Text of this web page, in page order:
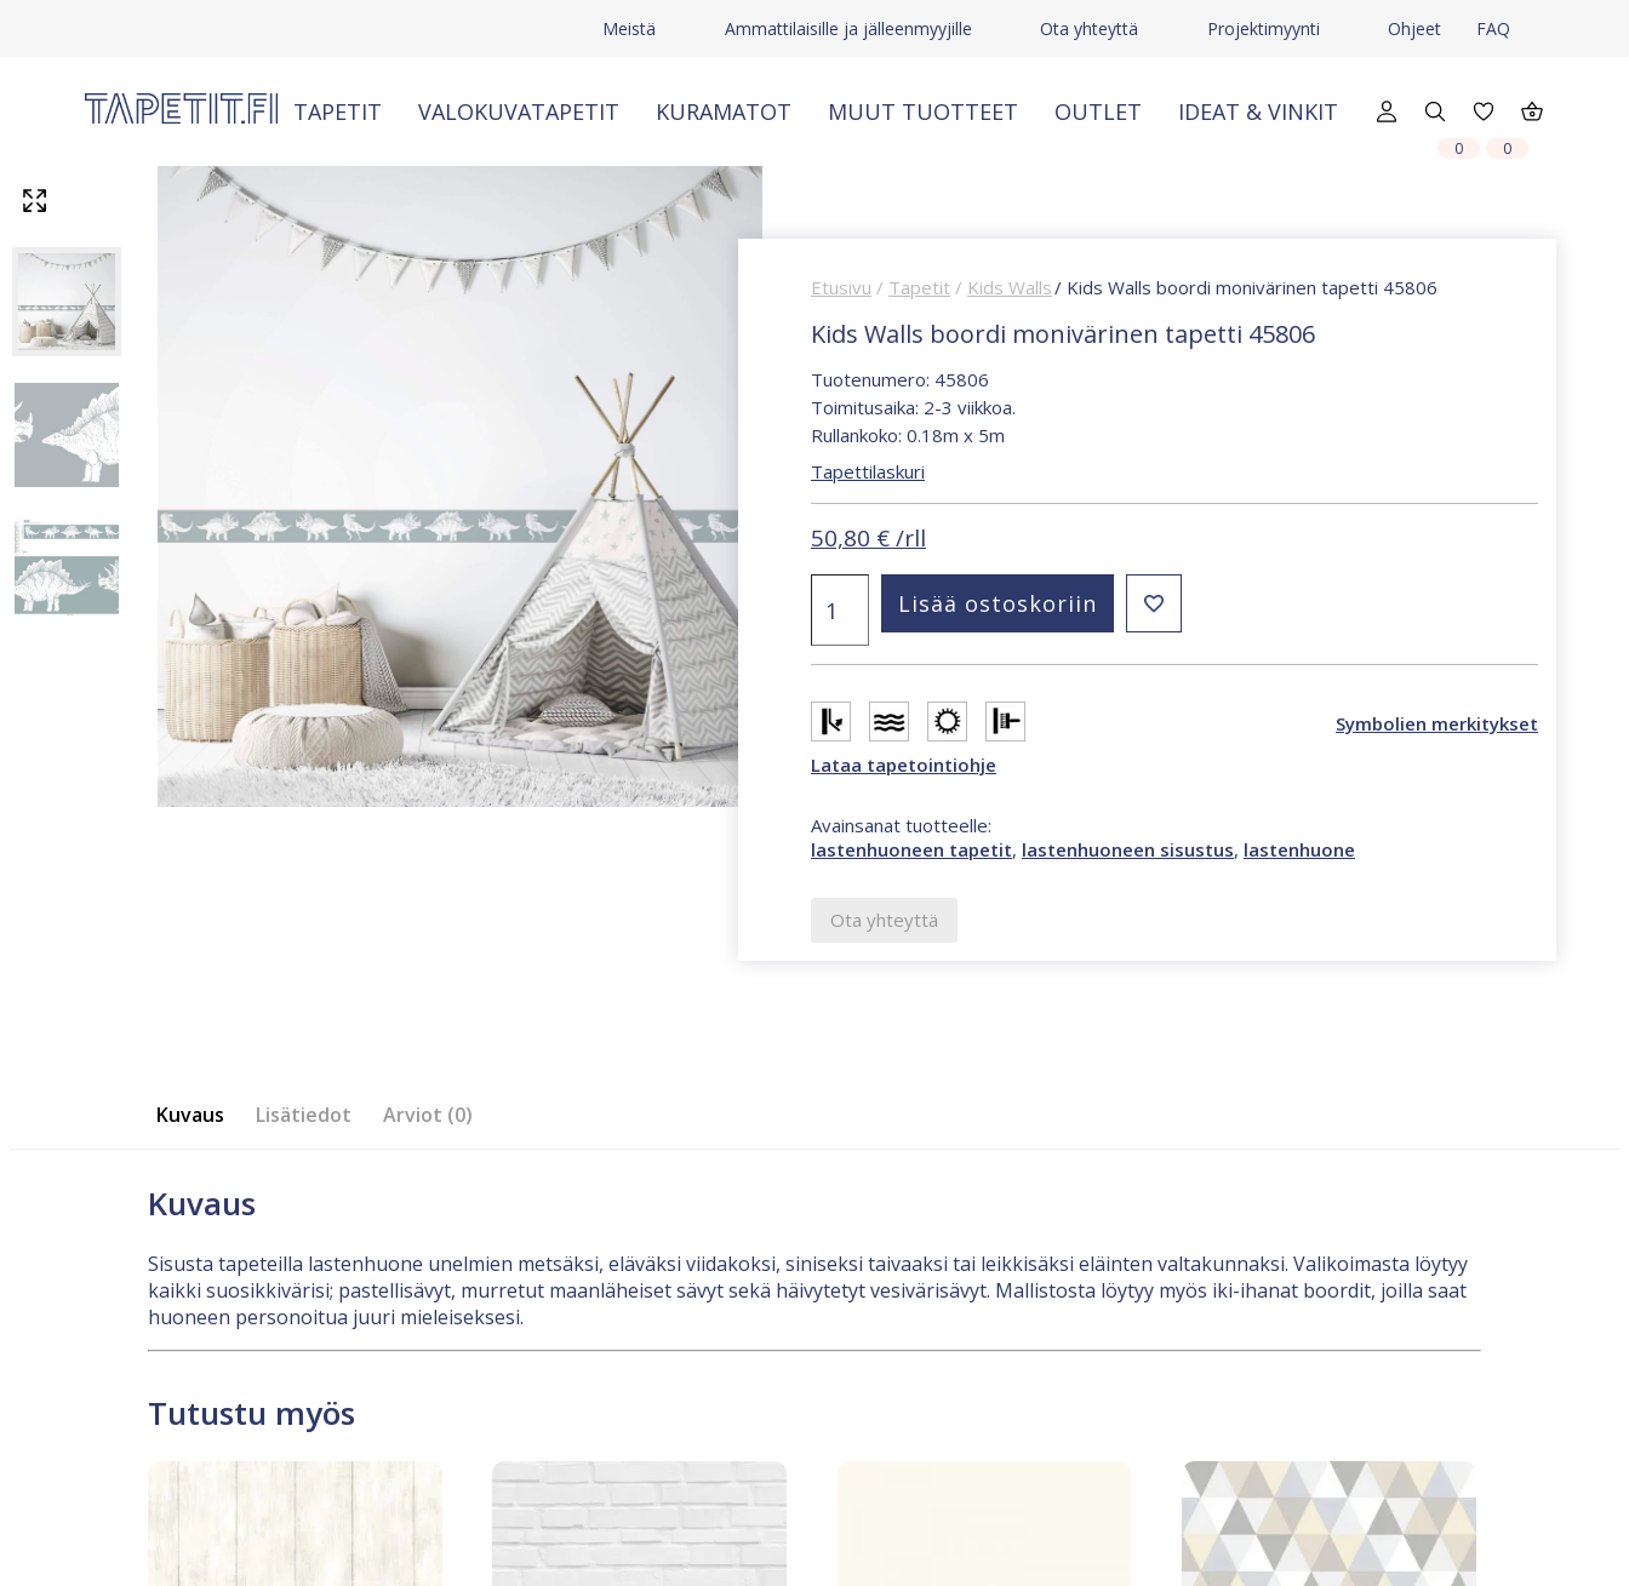
Meistä Ammattilaisille ja jälleenmyyjille Ota yhteyttä Projektimyynti Ohjeet FAQ
TAPETIT VALOKUVATAPETIT KURAMATOT MUUT TUOTTEET OUTLET IDEAT & VINKIT
0 0
Etusivu / Tapetit / Kids Walls/ Kids Walls boordi monivärinen tapetti 45806
Kids Walls boordi monivärinen tapetti 45806
Tuotenumero: 45806
Toimitusaika: 2-3 viikkoa.
Rullankoko: 0.18m x 5m
Tapettilaskuri
50,80 € /rll
Walls
monivärinen
45806
määrä
Lisää ostoskoriin
Symbolien merkitykset
Lataa tapetointiohje
Avainsanat tuotteelle:
lastenhuoneen tapetit, lastenhuoneen sisustus, lastenhuone
Ota yhteyttä
Kuvaus Lisätiedot Arviot (0)
Kuvaus
Sisusta tapeteilla lastenhuone unelmien metsäksi, eläväksi viidakoksi, siniseksi taivaaksi tai leikkisäksi eläinten valtakunnaksi. Valikoimasta löytyy
kaikki suosikkivärisi; pastellisävyt, murretut maanläheiset sävyt sekä häivytetyt vesivärisävyt. Mallistosta löytyy myös iki-ihanat boordit, joilla saat
huoneen personoitua juuri mieleiseksesi.
Tutustu myös